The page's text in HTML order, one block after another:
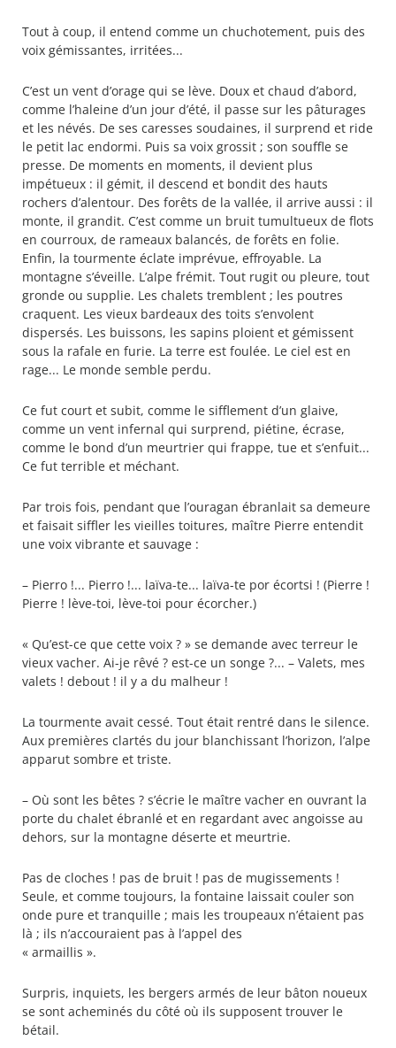
Tout à coup, il entend comme un chuchotement, puis des
voix gémissantes, irritées...
C’est un vent d’orage qui se lève. Doux et chaud d’abord,
comme l’haleine d’un jour d’été, il passe sur les pâturages
et les névés. De ses caresses soudaines, il surprend et ride
le petit lac endormi. Puis sa voix grossit ; son souffle se
presse. De moments en moments, il devient plus
impétueux : il gémit, il descend et bondit des hauts
rochers d’alentour. Des forêts de la vallée, il arrive aussi : il
monte, il grandit. C’est comme un bruit tumultueux de flots
en courroux, de rameaux balancés, de forêts en folie.
Enfin, la tourmente éclate imprévue, effroyable. La
montagne s’éveille. L’alpe frémit. Tout rugit ou pleure, tout
gronde ou supplie. Les chalets tremblent ; les poutres
craquent. Les vieux bardeaux des toits s’envolent
dispersés. Les buissons, les sapins ploient et gémissent
sous la rafale en furie. La terre est foulée. Le ciel est en
rage... Le monde semble perdu.
Ce fut court et subit, comme le sifflement d’un glaive,
comme un vent infernal qui surprend, piétine, écrase,
comme le bond d’un meurtrier qui frappe, tue et s’enfuit...
Ce fut terrible et méchant.
Par trois fois, pendant que l’ouragan ébranlait sa demeure
et faisait siffler les vieilles toitures, maître Pierre entendit
une voix vibrante et sauvage :
– Pierro !... Pierro !... laïva-te... laïva-te por écortsi ! (Pierre !
Pierre ! lève-toi, lève-toi pour écorcher.)
« Qu’est-ce que cette voix ? » se demande avec terreur le
vieux vacher. Ai-je rêvé ? est-ce un songe ?... – Valets, mes
valets ! debout ! il y a du malheur !
La tourmente avait cessé. Tout était rentré dans le silence.
Aux premières clartés du jour blanchissant l’horizon, l’alpe
apparut sombre et triste.
– Où sont les bêtes ? s’écrie le maître vacher en ouvrant la
porte du chalet ébranlé et en regardant avec angoisse au
dehors, sur la montagne déserte et meurtrie.
Pas de cloches ! pas de bruit ! pas de mugissements !
Seule, et comme toujours, la fontaine laissait couler son
onde pure et tranquille ; mais les troupeaux n’étaient pas
là ; ils n’accouraient pas à l’appel des
« armaillis ».
Surpris, inquiets, les bergers armés de leur bâton noueux
se sont acheminés du côté où ils supposent trouver le
bétail.